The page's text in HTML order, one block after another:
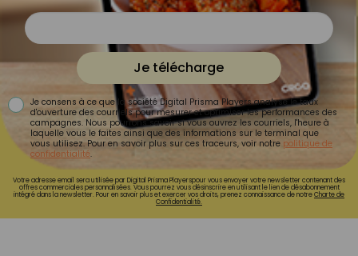
Je télécharge
Je consens à ce que la société Digital Prisma Players analyse le taux
d'ouverture des courriels pour mesurer et optimiser les performances des
campagnes. Nous pourrons savoir si vous ouvrez les courriels, l'heure à
laquelle vous le faites ainsi que des informations sur le terminal que
vous utilisez. Pour en savoir plus sur ces traceurs, voir notre politique de
confidentialité.
Votre adresse email sera utilisée par Digital Prisma Playerspour vous envoyer votre newsletter contenant des
offres commerciales personnalisées. Vous pourrez vous désinscrire en utilisant le lien de désabonnement
intégré dans la newsletter. Pour en savoir plus et exercer vos droits, prenez connaissance de notreCharte de
Confidentialité.